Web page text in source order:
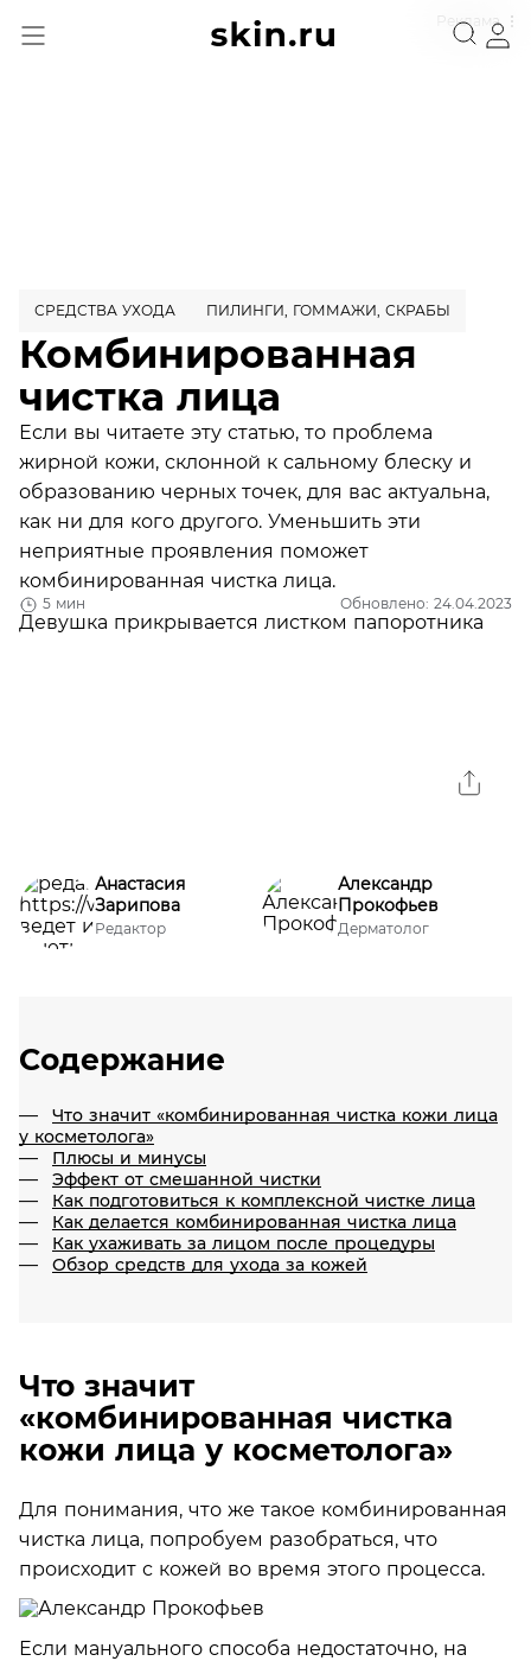
Реклама
5 мин Обновлено: 24.04.2023
СРЕДСТВА УХОДА ПИЛИНГИ, ГОММАЖИ, СКРАБЫ
Комбинированная
чистка лица
Если вы читаете эту статью, то проблема
жирной кожи, склонной к сальному блеску и
образованию черных точек, для вас актуальна,
как ни для кого другого. Уменьшить эти
неприятные проявления поможет
комбинированная чистка лица.
Анастасия
Зарипова
Редактор
Александр
Прокофьев
Дерматолог
Содержание
Что значит «комбинированная чистка кожи лица
у косметолога»
Плюсы и минусы
Эффект от смешанной чистки
Как подготовиться к комплексной чистке лица
Как делается комбинированная чистка лица
Как ухаживать за лицом после процедуры
Обзор средств для ухода за кожей
Что значит
«комбинированная чистка
кожи лица у косметолога»
Для понимания, что же такое комбинированная
чистка лица, попробуем разобраться, что
происходит с кожей во время этого процесса.
Если мануального способа недостаточно, на